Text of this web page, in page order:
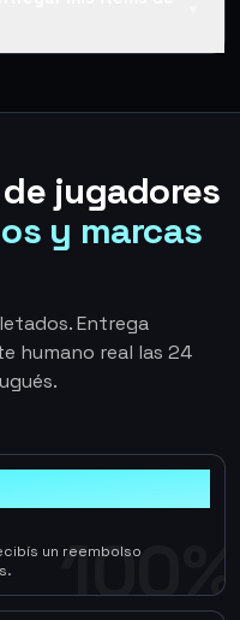
jugadores
y marcas
Entrega
humano real las 24
100%
un reembolso